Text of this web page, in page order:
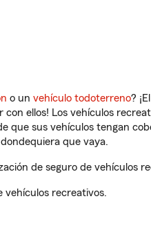
o un vehículo todoterreno?
ellos! Los vehículos
que sus vehículos tengan
que vaya.
de seguro de vehículos
vehículos recreativos.